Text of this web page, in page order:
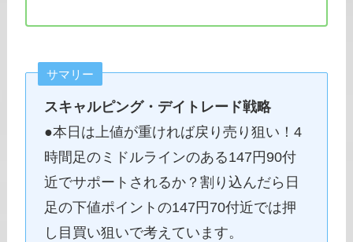
サマリー
スキャルピング・デイトレード戦略
●本日は上値が重ければ戻り売り狙い！4
時間足のミドルラインのある147円90付
近でサポートされるか？割り込んだら日
足の下値ポイントの147円70付近では押
し目買い狙いで考えています。